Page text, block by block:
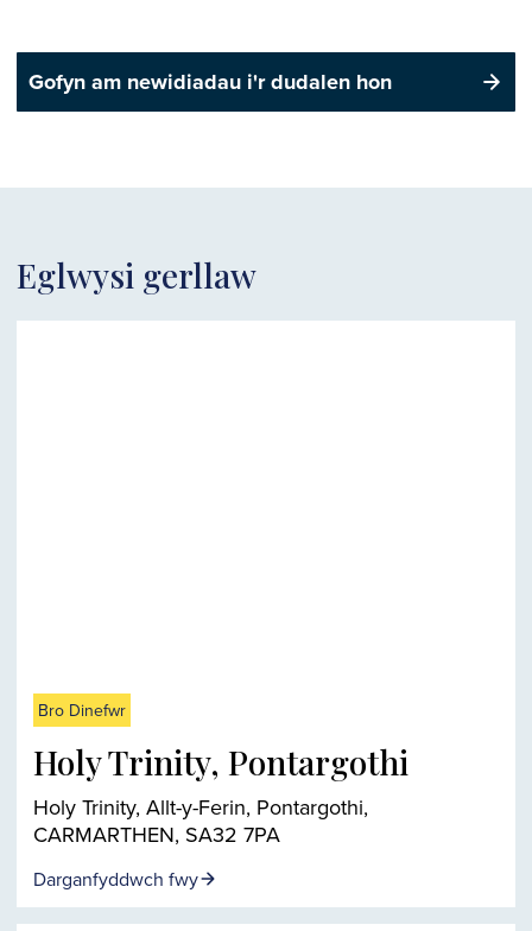
Gofyn am newidiadau i'r dudalen hon
Eglwysi gerllaw
Bro Dinefwr
Holy Trinity, Pontargothi
Holy Trinity, Allt-y-Ferin, Pontargothi,
CARMARTHEN, SA32 7PA
Darganfyddwch fwy